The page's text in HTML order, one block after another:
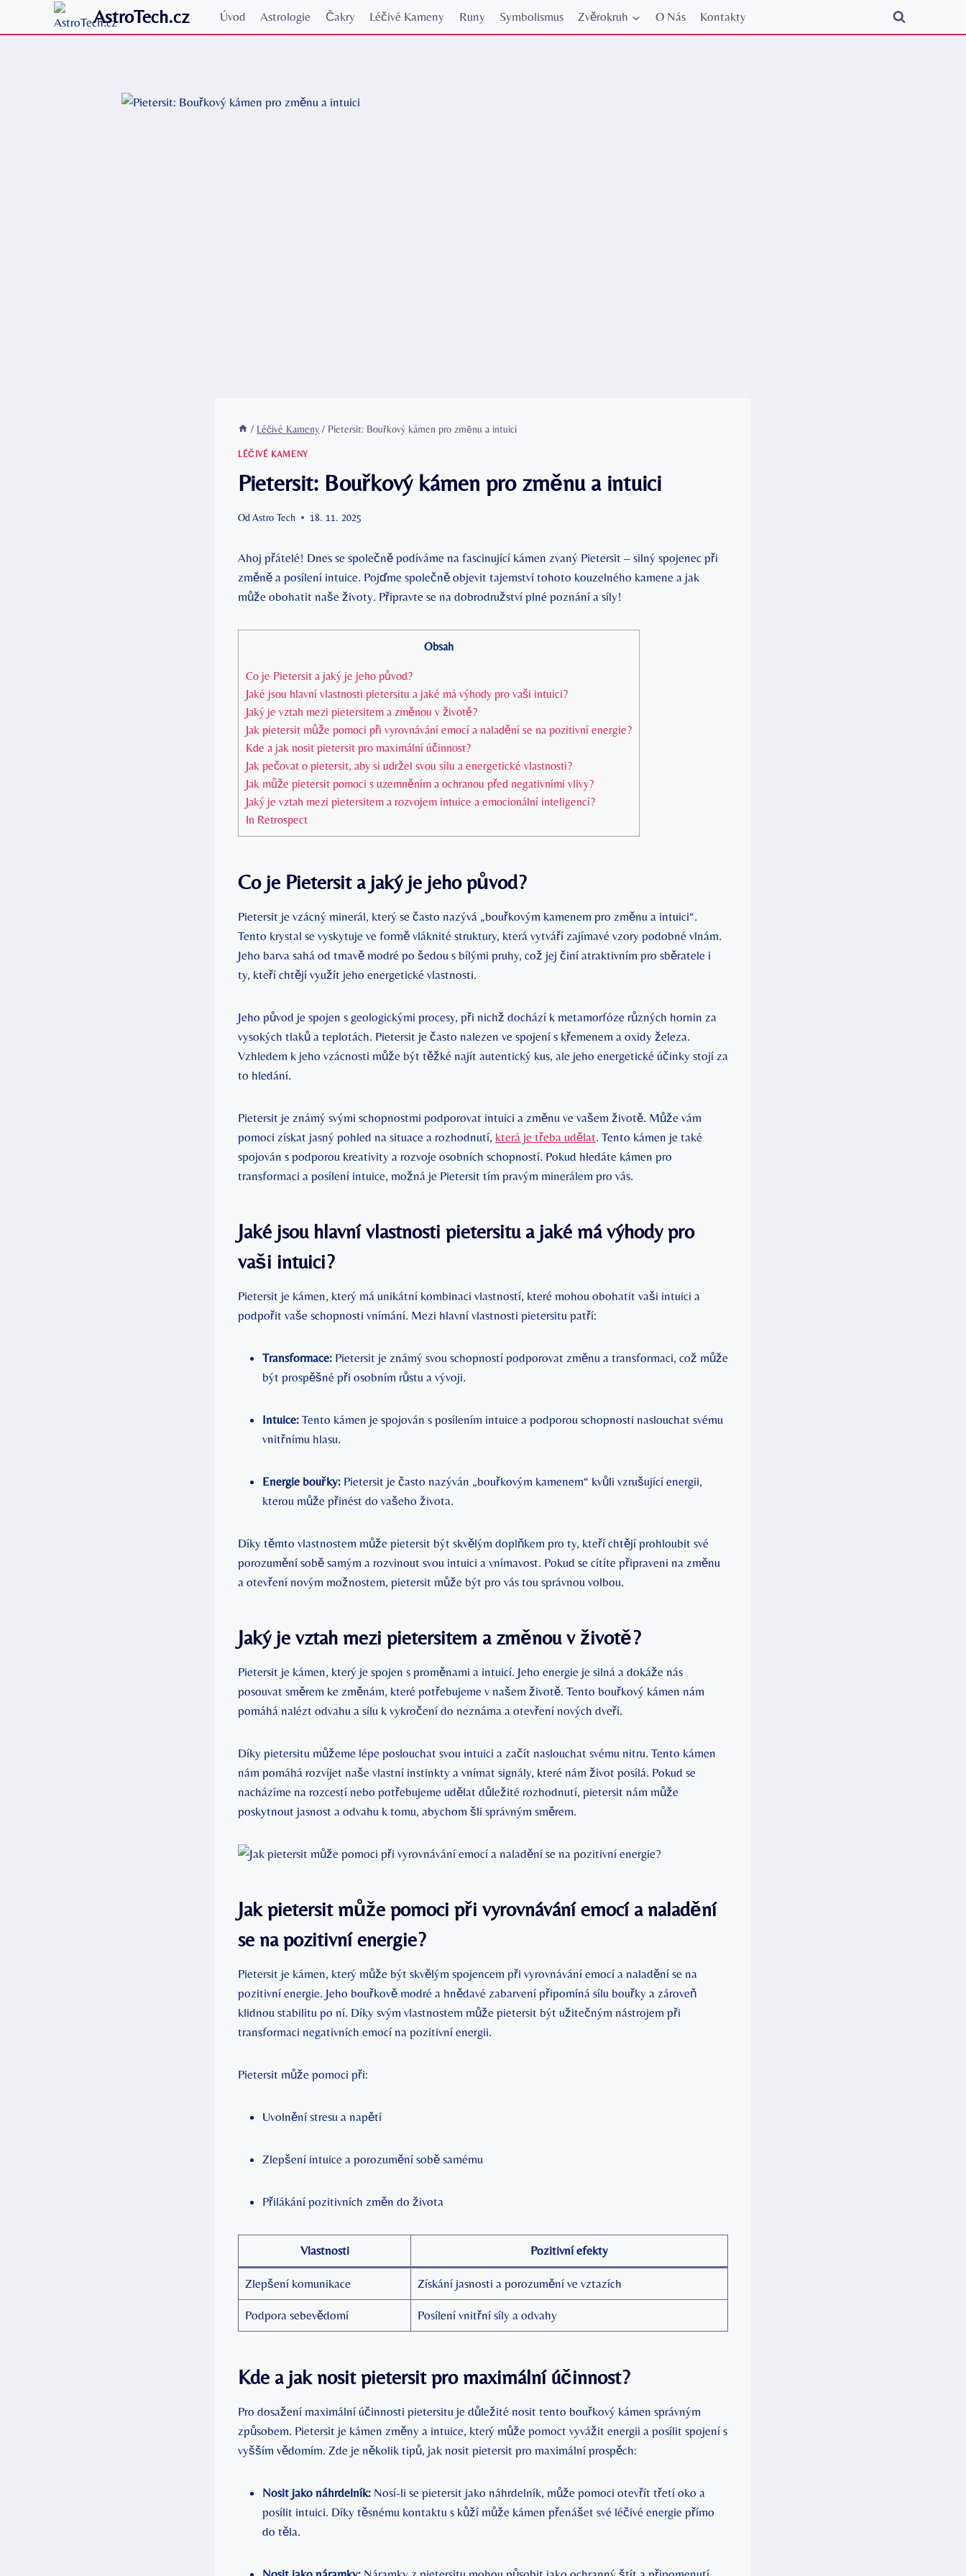
AstroTech.cz Úvod Astrologie Čakry Léčivé Kameny Runy Symbolismus Zvěrokruh O Nás Kontakty
/ Léčivé Kameny / Pietersit: Bouřkový kámen pro změnu a intuici
LÉČIVÉ KAMENY
Pietersit: Bouřkový kámen pro změnu a intuici
Od Astro Tech 18. 11. 2025
Ahoj přátelé! Dnes se společně podíváme na fascinující kámen zvaný Pietersit – silný spojenec při
změně a posílení intuice. Pojďme společně⁤ objevit tajemství tohoto kouzelného kamene ‌a jak
může obohatit naše životy. ⁣Připravte se na dobrodružství plné poznání a síly!
Obsah
Co je Pietersit⁣ a jaký je jeho původ?
Jaké jsou hlavní vlastnosti pietersitu a jaké má výhody pro vaši intuici?
Jaký je vztah mezi pietersitem a změnou v životě?
Jak pietersit může pomoci při‌ vyrovnávání emocí‍ a naladění se‍ na pozitivní energie?
Kde a⁤ jak ‌nosit pietersit pro maximální účinnost?
Jak⁢ pečovat o pietersit, aby si‌ udržel svou sílu ‍a energetické‌ vlastnosti?
Jak může pietersit pomoci s uzemněním a ochranou před negativními vlivy?
Jaký je vztah mezi pietersitem a⁣ rozvojem intuice‍ a emocionální inteligencí?
In Retrospect
Co je Pietersit⁣ a jaký je jeho původ?
Pietersit je vzácný minerál, který se často nazývá „bouřkovým kamenem pro změnu a intuici“.
Tento krystal se vyskytuje ve formě vláknité struktury, která vytváří zajímavé vzory podobné ‌vlnám.
‍Jeho barva sahá od tmavě modré‍ po šedou s bílými pruhy, což jej činí atraktivním pro sběratele i
ty, kteří chtějí využít jeho energetické ⁢vlastnosti.
Jeho původ je spojen s geologickými procesy, při nichž dochází k metamorfóze různých​ hornin za
vysokých tlaků a teplotách. Pietersit je často nalezen ve spojení s křemenem a oxidy železa.
Vzhledem k jeho vzácnosti může být těžké najít autentický kus, ale⁣ jeho energetické​ účinky stojí za
to hledání.
Pietersit je⁣ známý svými schopnostmi podporovat⁤ intuici⁤ a změnu ve vašem životě. Může vám
pomoci získat jasný⁤ pohled na situace a rozhodnutí, která je třeba udělat. Tento kámen je také
spojován s podporou kreativity a rozvoje osobních schopností. Pokud hledáte kámen pro
transformaci a posílení intuice, možná je Pietersit tím ⁣pravým minerálem pro vás.
Jaké jsou hlavní vlastnosti pietersitu a jaké má výhody pro
vaši intuici?
Pietersit je kámen, který má unikátní‌ kombinaci vlastností, které​ mohou obohatit vaši intuici‌ a
podpořit vaše schopnosti⁤ vnímání. ‍Mezi hlavní vlastnosti pietersitu patří:
Transformace: Pietersit je ⁤známý svou schopností podporovat změnu a transformaci, což může
být prospěšné ‌při osobním růstu a vývoji.
Intuice: Tento kámen je spojován s posílením intuice⁤ a podporou schopnosti naslouchat svému
vnitřnímu hlasu.
Energie bouřky: Pietersit je⁣ často nazýván „bouřkovým kamenem“ ‌kvůli vzrušující energii,
kterou může ⁣přinést do vašeho života.
Díky těmto ‌vlastnostem může pietersit být skvělým doplňkem pro ty, kteří ⁣chtějí prohloubit své
porozumění sobě samým ⁤a rozvinout svou intuici a vnímavost. Pokud se cítíte připraveni na změnu
a otevření novým možnostem, pietersit může ‌být pro vás​ tou správnou volbou.
Jaký je vztah mezi pietersitem a změnou v životě?
Pietersit je kámen, který je spojen s proměnami a​ intuicí. Jeho energie ⁣je silná ⁤a dokáže nás
posouvat⁣ směrem ke změnám, které potřebujeme ⁢v našem životě. Tento bouřkový kámen nám
pomáhá nalézt odvahu ⁤a sílu k vykročení do⁣ neznáma a otevření nových dveří.
Díky pietersitu můžeme lépe poslouchat‌ svou intuici a⁣ začít naslouchat ⁣svému nitru. Tento kámen
nám pomáhá ⁤rozvíjet naše⁢ vlastní instinkty a vnímat signály, které nám⁢ život posílá. Pokud se
nacházíme na rozcestí nebo potřebujeme udělat důležité rozhodnutí, pietersit‌ nám​ může
poskytnout​ jasnost a odvahu k tomu, abychom šli správným směrem.
Jak pietersit může pomoci při‌ vyrovnávání emocí‍ a naladění
se‍ na pozitivní energie?
Pietersit je kámen, který ‍může být skvělým spojencem při vyrovnávání emocí a naladění​ se⁤ na
pozitivní energie. ⁢Jeho bouřkově modré a⁢ hnědavé zabarvení připomíná sílu bouřky a zároveň
klidnou stabilitu po ⁣ní. Díky svým vlastnostem může pietersit být ​užitečným‍ nástrojem při
transformaci negativních emocí ‌na pozitivní energii.⁢
Pietersit může pomoci‌ při:
Uvolnění stresu a​ napětí
Zlepšení intuice a porozumění sobě samému
Přilákání ‍pozitivních změn do života
Vlastnosti Pozitivní efekty
Zlepšení komunikace Získání jasnosti a porozumění ve vztazích
Podpora sebevědomí Posílení vnitřní síly a odvahy
Kde a⁤ jak ‌nosit pietersit pro maximální účinnost?
Pro dosažení⁤ maximální účinnosti pietersitu‍ je důležité⁣ nosit tento bouřkový kámen správným
způsobem. Pietersit je kámen změny a‍ intuice, který může pomoct vyvážit energii a posílit spojení s
vyšším vědomím.⁤ Zde je několik tipů, jak nosit pietersit pro maximální prospěch:
Nosit jako náhrdelník: Nosí-li se pietersit jako náhrdelník, může pomoci otevřít třetí oko a
posílit intuici. Díky těsnému kontaktu s kůží může kámen přenášet své léčivé energie přímo
do těla.